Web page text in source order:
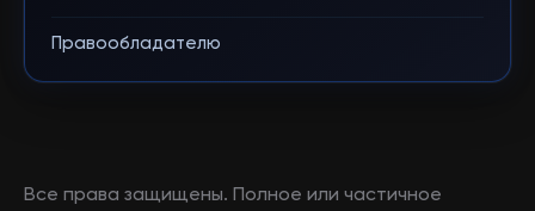
Правообладателю
Все права защищены. Полное или частичное